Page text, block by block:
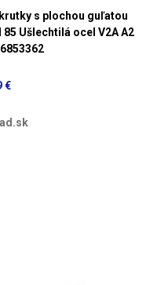
s plochou guľatou
Ušlechtilá ocel V2A A2
€